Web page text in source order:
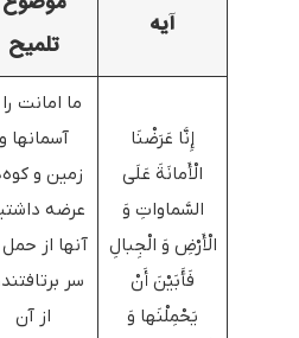
آیه
تلمیح
إِنَّا عَرَضْنَا
الْأَمانَةَ عَلَى
السَّماواتِ وَ
الْأَرْضِ وَ الْجِبالِ
فَأَبَيْنَ أَنْ
يَحْمِلْنَها وَ
ما امانت را
آسمانها و
زمین و
عرضه
آنها از
سر
از آن